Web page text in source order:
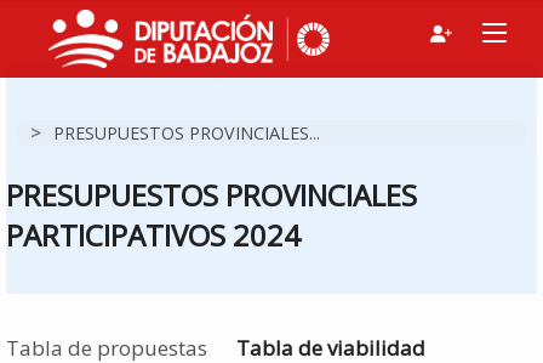
> PRESUPUESTOS PROVINCIALES...
PRESUPUESTOS PROVINCIALES
PARTICIPATIVOS 2024
Tabla de propuestas Estás en
Tabla de viabilidad